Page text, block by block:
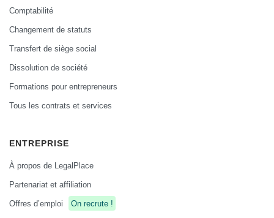
Comptabilité
Changement de statuts
Transfert de siège social
Dissolution de société
Formations pour entrepreneurs
Tous les contrats et services
ENTREPRISE
À propos de LegalPlace
Partenariat et affiliation
Offres d’emploi
On recrute !